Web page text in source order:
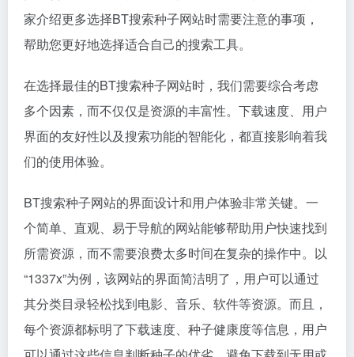
家介绍更多选择BT搜索种子网站时需要注意的事项，
帮助您更好地选择适合自己的搜索工具。
在选择最佳的BT搜索种子网站时，我们需要综合考虑
多个因素，而不仅仅是资源的丰富性。下载速度、用户
界面的友好性以及搜索功能的智能化，都直接影响着我
们的使用体验。
BT搜索种子网站的界面设计和用户体验非常关键。一
个简单、直观、易于导航的网站能够帮助用户快速找到
所需资源，而不需要浪费太多时间在复杂的操作中。以
“1337x”为例，该网站的界面简洁明了，用户可以通过
其分类目录轻松找到电影、音乐、软件等资源。而且，
每个资源都标明了下载速度、种子健康度等信息，用户